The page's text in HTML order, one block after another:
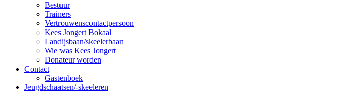
Bestuur
Trainers
Vertrouwenscontactpersoon
Kees Jongert Bokaal
Landijsbaan/skeelerbaan
Wie was Kees Jongert
Donateur worden
Contact
Gastenboek
Jeugdschaatsen/-skeeleren